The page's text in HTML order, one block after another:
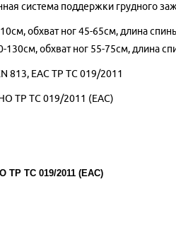
система поддержки грудного
обхват ног 45-65см, длина
130см, обхват ног 55-75см, длина
813, EAC ТР ТС 019/2011
ТР ТС 019/2011 (ЕАС)
ТС 019/2011 (ЕАС)